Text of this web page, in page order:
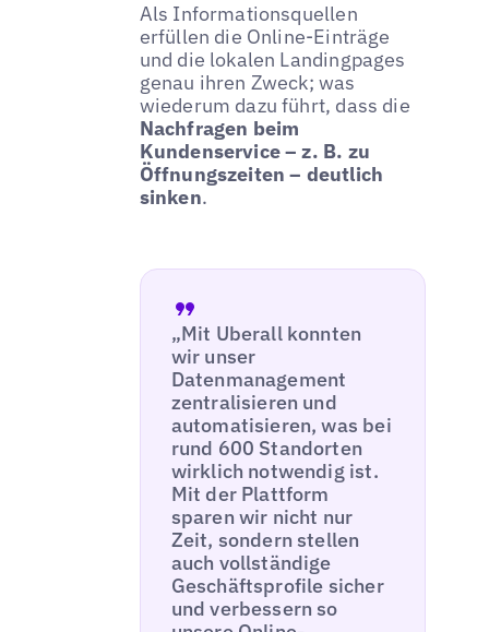
Als Informationsquellen
erfüllen die Online-Einträge
und die lokalen Landingpages
genau ihren Zweck; was
wiederum dazu führt, dass die
Nachfragen beim
Kundenservice – z. B. zu
Öffnungszeiten – deutlich
sinken.
„Mit Uberall konnten
wir unser
Datenmanagement
zentralisieren und
automatisieren, was bei
rund 600 Standorten
wirklich notwendig ist.
Mit der Plattform
sparen wir nicht nur
Zeit, sondern stellen
auch vollständige
Geschäftsprofile sicher
und verbessern so